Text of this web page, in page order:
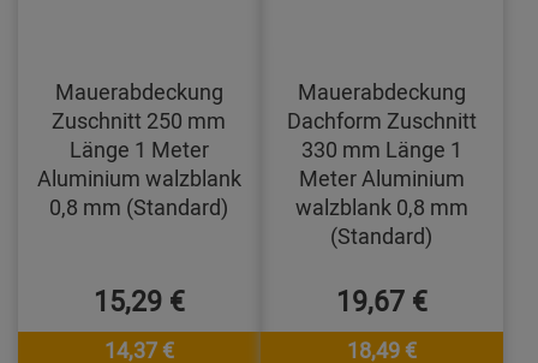
Mauerabdeckung
Zuschnitt 250 mm
Länge 1 Meter
Aluminium walzblank
0,8 mm (Standard)
15,29 €
14,37 €
Mauerabdeckung
Dachform Zuschnitt
330 mm Länge 1
Meter Aluminium
walzblank 0,8 mm
(Standard)
19,67 €
18,49 €